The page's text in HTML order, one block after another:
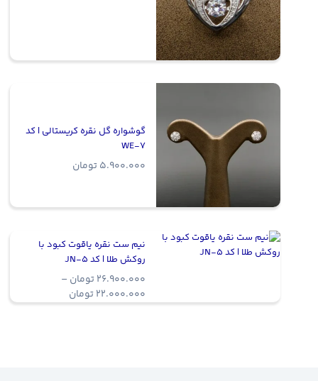
گوشواره گل نقره کریستالی | کد
WE-7
5.900.000 تومان
نیم ست نقره یاقوت کبود با
روکش طلا | کد JN-5
26.900.000 تومان –
22.000.000 تومان
range: